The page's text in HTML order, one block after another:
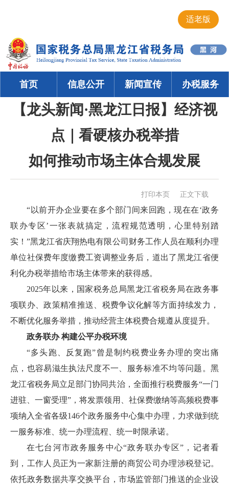
适老版
首页 信息公开 新闻宣传 办税服务
【龙头新闻·黑龙江日报】经济视
点｜看硬核办税举措
如何推动市场主体合规发展
打印本页 正文下载
“以前开办企业要在多个部门间来回跑，现在在‘政务
联办专区’一张表就搞定，流程规范透明，心里特别踏
实！”黑龙江省庆翔热电有限公司财务工作人员在顺利办理
单位社保费年度缴费工资调整业务后，道出了黑龙江省便
利化办税举措给市场主体带来的获得感。
2025年以来，国家税务总局黑龙江省税务局在政务事
项联办、政策精准推送、税费争议化解等方面持续发力，
不断优化服务举措，推动经营主体税费合规遵从度提升。
政务联办 构建公平办税环境
“多头跑、反复跑”曾是制约税费业务办理的突出痛
点，也容易滋生执法尺度不一、服务标准不均等问题。黑
龙江省税务局立足部门协同共治，全面推行税费服务“一门
进驻、一窗受理”，将发票领用、社保费缴纳等高频税费事
项纳入全省各级146个政务服务中心集中办理，力求做到统
一服务标准、统一办理流程、统一时限承诺。
在七台河市政务服务中心“政务联办专区”，记者看
到，工作人员正为一家新注册的商贸公司办理涉税登记。
依托政务数据共享交换平台，市场监管部门推送的企业设